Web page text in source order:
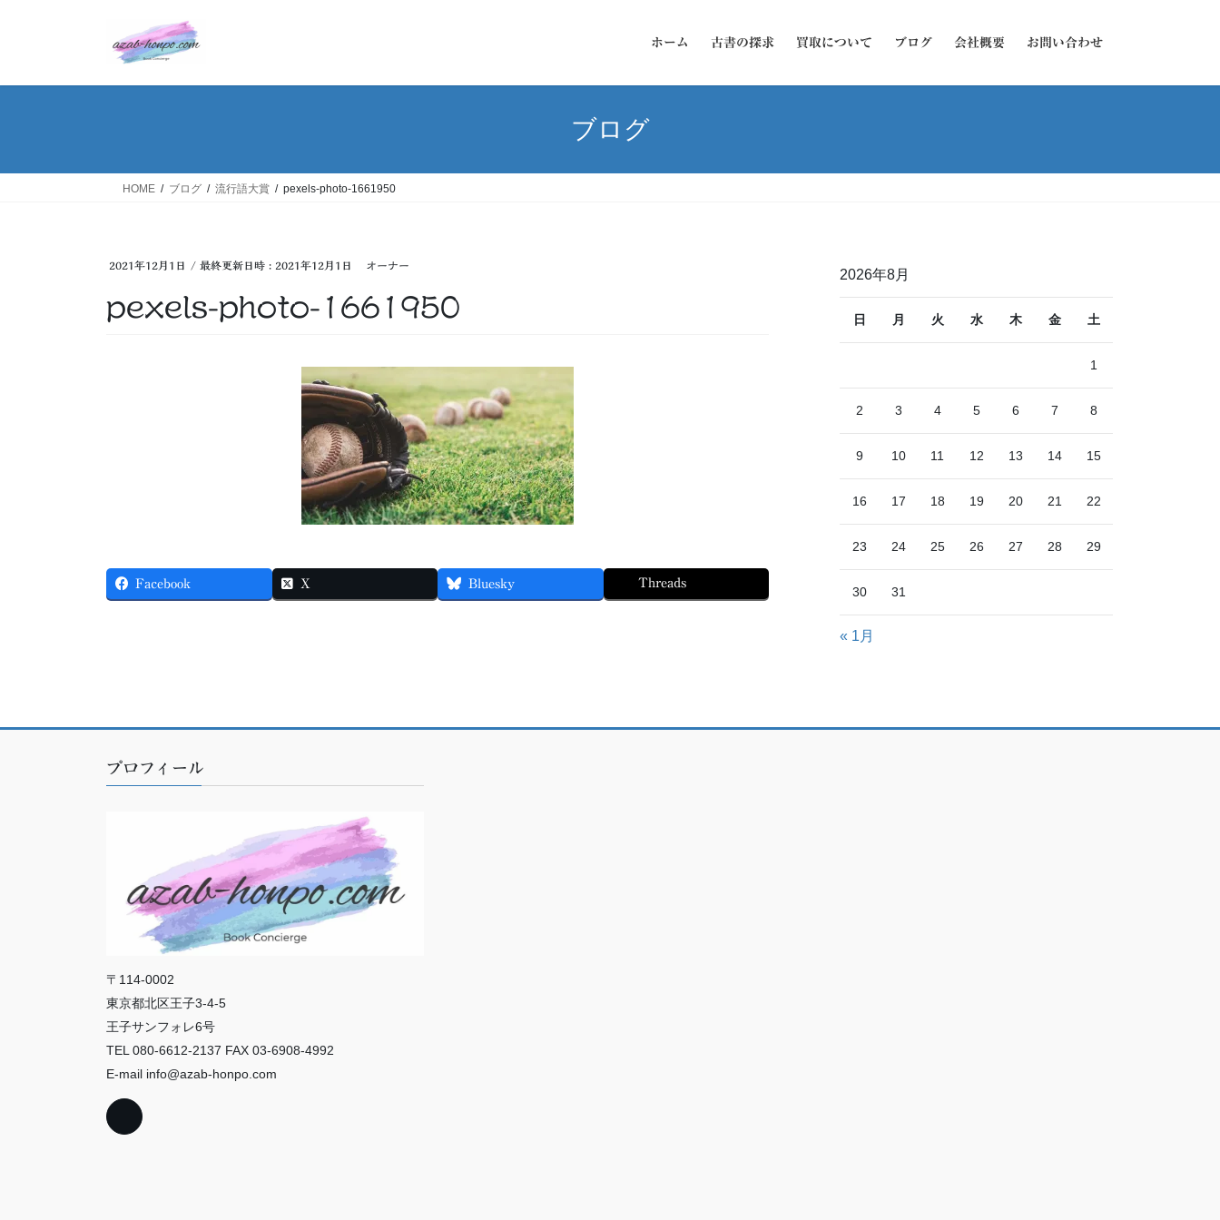
ホーム 古書の探求 買取について ブログ 会社概要 お問い合わせ
ブログ
HOME ブログ 流行語大賞 pexels-photo-1661950
2021年12月1日 / 最終更新日時 : 2021年12月1日 オーナー
pexels-photo-1661950
Facebook X Bluesky Threads
2026年8月
日 月 火 水 木 金 土
1
2 3 4 5 6 7 8
9 10 11 12 13 14 15
16 17 18 19 20 21 22
23 24 25 26 27 28 29
30 31
« 1月
プロフィール
〒114-0002
東京都北区王子3-4-5
王子サンフォレ6号
TEL 080-6612-2137 FAX 03-6908-4992
E-mail info@azab-honpo.com